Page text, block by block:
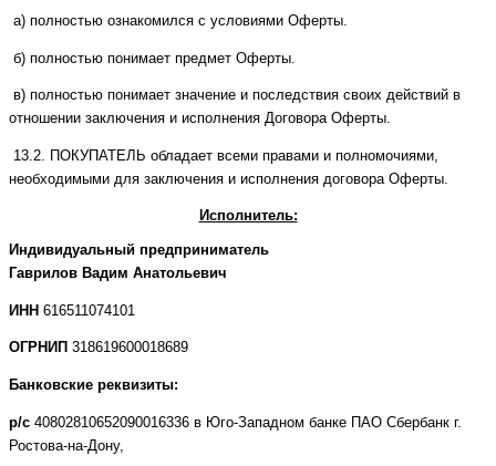
а) полностью ознакомился с условиями Оферты.
б) полностью понимает предмет Оферты.
в) полностью понимает значение и последствия своих действий в
отношении заключения и исполнения Договора Оферты.
13.2. ПОКУПАТЕЛЬ обладает всеми правами и полномочиями,
необходимыми для заключения и исполнения договора Оферты.
Исполнитель:
Индивидуальный предприниматель
Гаврилов Вадим Анатольевич
ИНН 616511074101
ОГРНИП 318619600018689
Банковские реквизиты:
р/с 40802810652090016336 в Юго-Западном банке ПАО Сбербанк г.
Ростова-на-Дону,